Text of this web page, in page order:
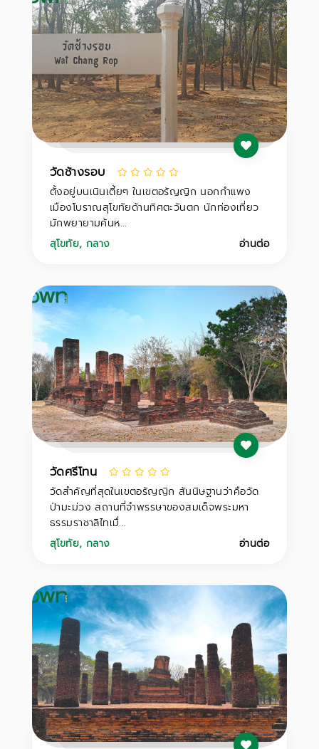
วัดช้างรอบ
ตั้งอยู่บนเนินเตี้ยๆ ในเขตอรัญญิก นอกกำแพง
เมืองโบราณสุโขทัยด้านทิศตะวันตก นักท่องเที่ยว
มักพยายามค้นห...
สุโขทัย, กลาง อ่านต่อ
วัดศรีโทน
วัดสำคัญที่สุดในเขตอรัญญิก สันนิษฐานว่าคือวัด
ป่ามะม่วง สถานที่จำพรรษาของสมเด็จพระมหา
ธรรมราชาลิไทเมื่...
สุโขทัย, กลาง อ่านต่อ